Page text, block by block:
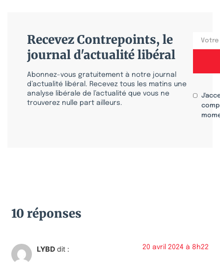
Recevez Contrepoints, le
journal d'actualité libéral
Abonnez-vous gratuitement à notre journal
d’actualité libéral. Recevez tous les matins une
analyse libérale de l’actualité que vous ne
trouverez nulle part ailleurs.
10 réponses
LYBD dit : 20 avril 2024 à 8h22